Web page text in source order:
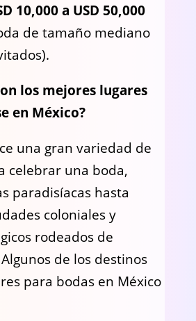
10,000 a USD 50,000
de tamaño mediano
los mejores lugares
en México?
una gran variedad de
celebrar una boda,
paradisíacas hasta
coloniales y
rodeados de
de los destinos
para bodas en México